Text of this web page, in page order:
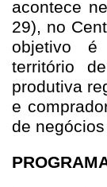
acontece
29), no
objetivo é
território
produtiva
e
de